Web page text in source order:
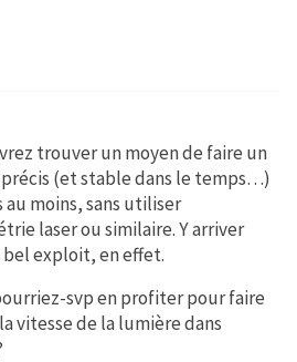
trouver un moyen de faire un
(et stable dans le temps…)
au moins, sans utiliser
laser ou similaire. Y arriver
exploit, en effet.
svp en profiter pour faire
vitesse de la lumière dans